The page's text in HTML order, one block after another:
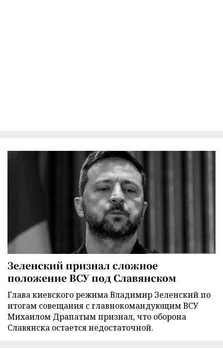
Зеленский признал сложное
положение ВСУ под Славянском
Глава киевского режима Владимир Зеленский по
итогам совещания с главнокомандующим ВСУ
Михаилом Драпатым признал, что оборона
Славянска остается недостаточной.